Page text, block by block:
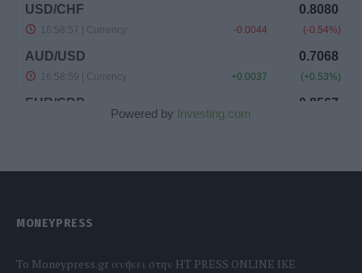
Powered by Investing.com
MONEYPRESS
To Moneypress.gr ανήκει στην HT PRESS ONLINE IKE